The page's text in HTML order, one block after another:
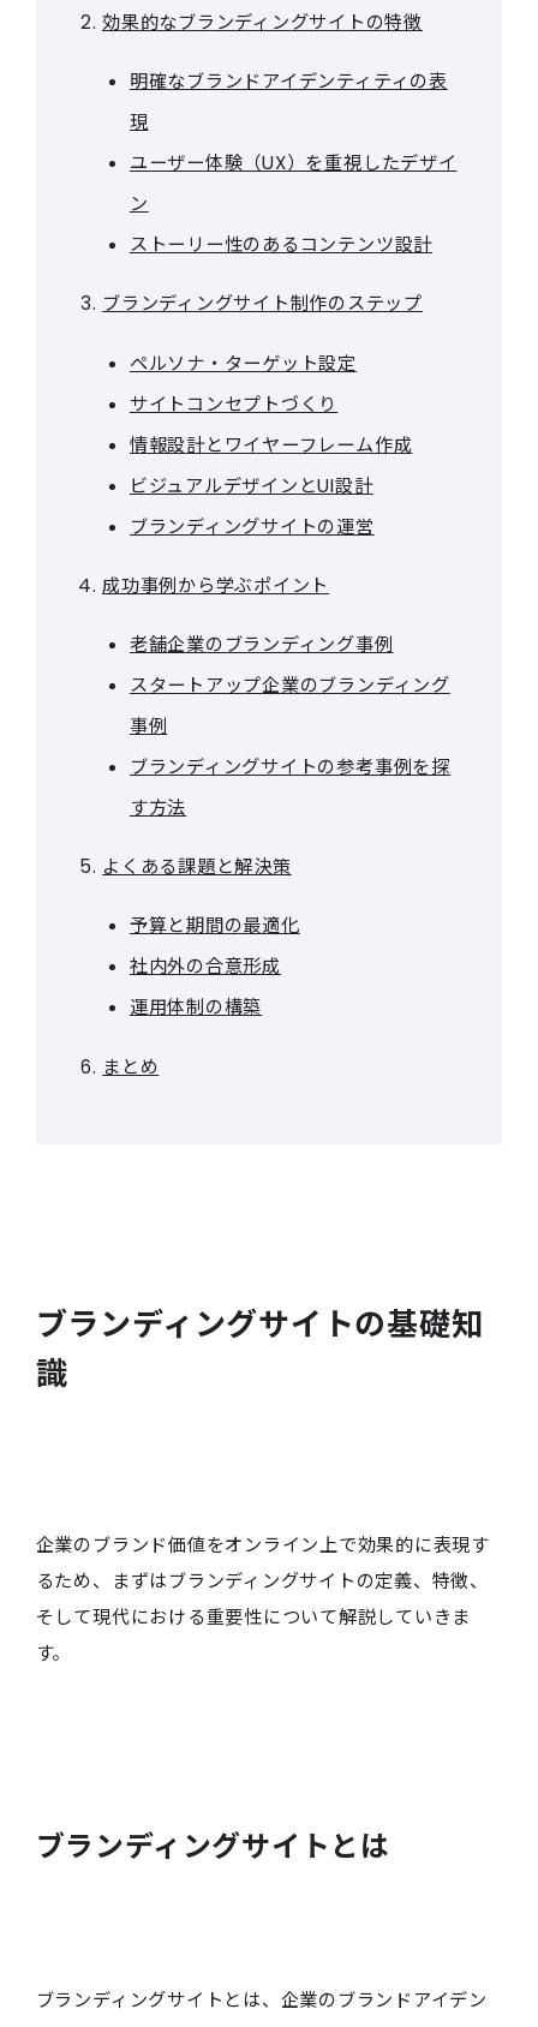
効果的なブランディングサイトの特徴
明確なブランドアイデンティティの表
現
ユーザー体験（UX）を重視したデザイ
ン
ストーリー性のあるコンテンツ設計
ブランディングサイト制作のステップ
ペルソナ・ターゲット設定
サイトコンセプトづくり
情報設計とワイヤーフレーム作成
ビジュアルデザインとUI設計
ブランディングサイトの運営
成功事例から学ぶポイント
老舗企業のブランディング事例
スタートアップ企業のブランディング
事例
ブランディングサイトの参考事例を探
す方法
よくある課題と解決策
予算と期間の最適化
社内外の合意形成
運用体制の構築
まとめ
ブランディングサイトの基礎知
識
企業のブランド価値をオンライン上で効果的に表現す
るため、まずはブランディングサイトの定義、特徴、
そして現代における重要性について解説していきま
す。
ブランディングサイトとは
ブランディングサイトとは、企業のブランドアイデン